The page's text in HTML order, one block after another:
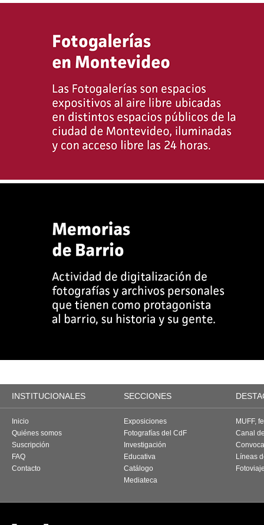
INSTITUCIONALES SECCIONES
Inicio
Quiénes somos
Suscripción
FAQ
Contacto
Exposiciones
Fotografías del CdF
Investigación
Educativa
Catálogo
Mediateca
MUFF,
Canal
Líneas